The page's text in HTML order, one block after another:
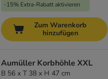
-15% Extra-Rabatt aktivieren
Zum Warenkorb
hinzufügen
Aumüller Korbhöhle XXL
B 56 x T 38 x H 47 cm